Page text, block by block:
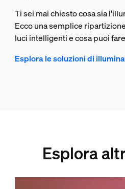
Ti sei mai chiesto cosa sia
Ecco una semplice
luci intelligenti e cosa puoi
Esplora le soluzioni di
Esplora